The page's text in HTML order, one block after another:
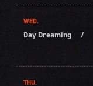
WED.
Day Dreaming /
THU.